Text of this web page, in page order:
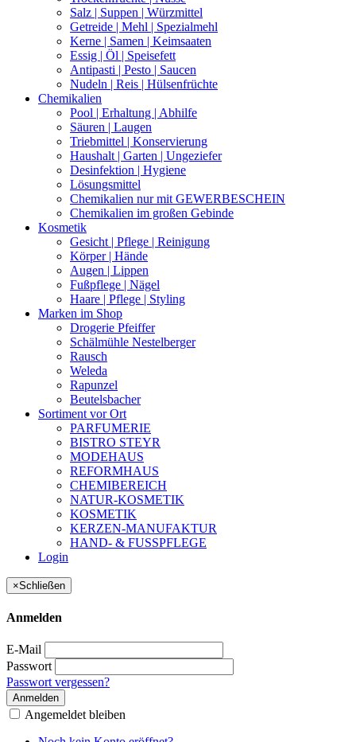
Salz | Suppen | Würzmittel
Getreide | Mehl | Spezialmehl
Kerne | Samen | Keimsaaten
Essig | Öl | Speisefett
Antipasti | Pesto | Saucen
Nudeln | Reis | Hülsenfrüchte
Chemikalien
Pool | Erhaltung | Abhilfe
Säuren | Laugen
Triebmittel | Konservierung
Haushalt | Garten | Ungeziefer
Desinfektion | Hygiene
Lösungsmittel
Chemikalien nur mit GEWERBESCHEIN
Chemikalien im großen Gebinde
Kosmetik
Gesicht | Pflege | Reinigung
Körper | Hände
Augen | Lippen
Fußpflege | Nägel
Haare | Pflege | Styling
Marken im Shop
Drogerie Pfeiffer
Schälmühle Nestelberger
Rausch
Weleda
Rapunzel
Beutelsbacher
Sortiment vor Ort
PARFUMERIE
BISTRO STEYR
MODEHAUS
REFORMHAUS
CHEMIBEREICH
NATUR-KOSMETIK
KOSMETIK
KERZEN-MANUFAKTUR
HAND- & FUSSPFLEGE
Login
×Schließen
Anmelden
E-Mail
Passwort
Passwort vergessen?
Anmelden
Angemeldet bleiben